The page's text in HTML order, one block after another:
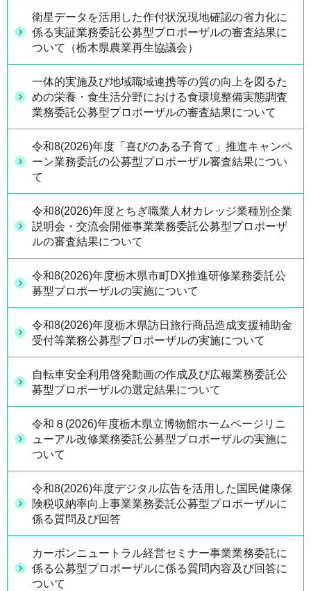
衛星データを活用した作付状況現地確認の省力化に
係る実証業務委託公募型プロポーザルの審査結果に
ついて（栃木県農業再生協議会）
一体的実施及び地域職域連携等の質の向上を図るた
めの栄養・食生活分野における食環境整備実態調査
業務委託公募型プロポーザルの審査結果について
令和8(2026)年度「喜びのある子育て」推進キャンペ
ーン業務委託の公募型プロポーザル審査結果につい
て
令和8(2026)年度とちぎ職業人材カレッジ業種別企業
説明会・交流会開催事業業務委託公募型プロポーザ
ルの審査結果について
令和8(2026)年度栃木県市町DX推進研修業務委託公
募型プロポーザルの実施について
令和8(2026)年度栃木県訪日旅行商品造成支援補助金
受付等業務公募型プロポーザルの実施について
自転車安全利用啓発動画の作成及び広報業務委託公
募型プロポーザルの選定結果について
令和８(2026)年度栃木県立博物館ホームページリニ
ューアル改修業務委託公募型プロポーザルの実施に
ついて
令和8(2026)年度デジタル広告を活用した国民健康保
険税収納率向上事業業務委託公募型プロポーザルに
係る質問及び回答
カーボンニュートラル経営セミナー事業業務委託に
係る公募型プロポーザルに係る質問内容及び回答に
ついて